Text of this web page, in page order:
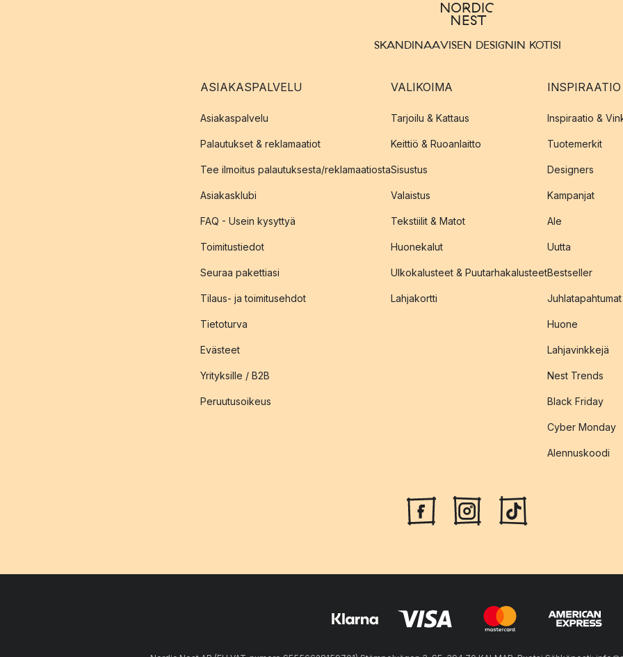
SKANDINAAVISEN DESIGNIN KOTISI
ASIAKASPALVELU
Asiakaspalvelu
Palautukset & reklamaatiot
Tee ilmoitus palautuksesta/reklamaatiosta
Asiakasklubi
FAQ - Usein kysyttyä
Toimitustiedot
Seuraa pakettiasi
Tilaus- ja toimitusehdot
Tietoturva
Evästeet
Yrityksille / B2B
Peruutusoikeus
VALIKOIMA
Tarjoilu & Kattaus
Keittiö & Ruoanlaitto
Sisustus
Valaistus
Tekstiilit & Matot
Huonekalut
Ulkokalusteet & Puutarhakalusteet
Lahjakortti
INSPIRAATIO
Inspiraatio &
Tuotemerkit
Designers
Kampanjat
Ale
Uutta
Bestseller
Juhlatapahtumat
Huone
Lahjavinkkejä
Nest Trends
Black Friday
Cyber Monday
Alennuskoodi